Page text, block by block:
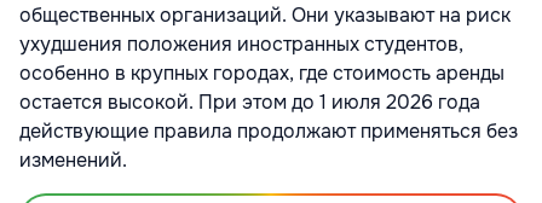
общественных организаций. Они указывают на риск
ухудшения положения иностранных студентов,
особенно в крупных городах, где стоимость аренды
остается высокой. При этом до 1 июля 2026 года
действующие правила продолжают применяться без
изменений.